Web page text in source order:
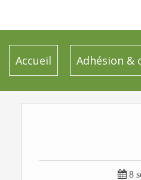
Accueil Adhésion &
 8